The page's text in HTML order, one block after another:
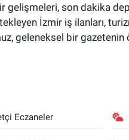
gelişmeleri, son dakika
İzmir iş ilanları,
geleneksel bir gazetenin
Eczaneler